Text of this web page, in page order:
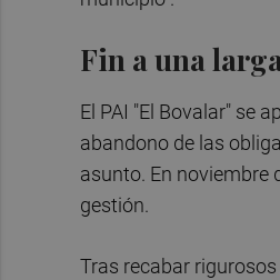
Fin a una
El PAI "El Bovalar" se
abandono de las
asunto. En noviembre
gestión.
Tras recabar